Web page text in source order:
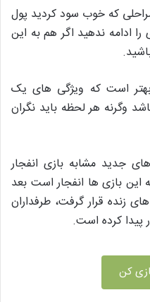
که خوب سود کردید پول
ادامه ندهید اگر هم به این
است که ویژگی های یک
وگرنه هر لحظه باید نگران
جدید مشابه بازی انفجار
بازی ها انفجار است بعد
زنده قرار گرفت، طرفداران
پیدا کرده است.
کن